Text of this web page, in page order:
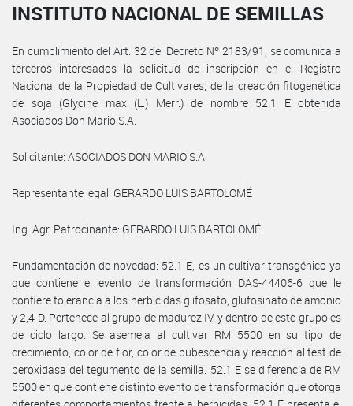
INSTITUTO NACIONAL DE SEMILLAS
En cumplimiento del Art. 32 del Decreto Nº 2183/91, se comunica a
terceros interesados la solicitud de inscripción en el Registro
Nacional de la Propiedad de Cultivares, de la creación fitogenética
de soja (Glycine max (L.) Merr.) de nombre 52.1 E obtenida
Asociados Don Mario S.A.
Solicitante: ASOCIADOS DON MARIO S.A.
Representante legal: GERARDO LUIS BARTOLOMÉ
Ing. Agr. Patrocinante: GERARDO LUIS BARTOLOMÉ
Fundamentación de novedad: 52.1 E, es un cultivar transgénico ya
que contiene el evento de transformación DAS-44406-6 que le
confiere tolerancia a los herbicidas glifosato, glufosinato de amonio
y 2,4 D. Pertenece al grupo de madurez IV y dentro de este grupo es
de ciclo largo. Se asemeja al cultivar RM 5500 en su tipo de
crecimiento, color de flor, color de pubescencia y reacción al test de
peroxidasa del tegumento de la semilla. 52.1 E se diferencia de RM
5500 en que contiene distinto evento de transformación que otorga